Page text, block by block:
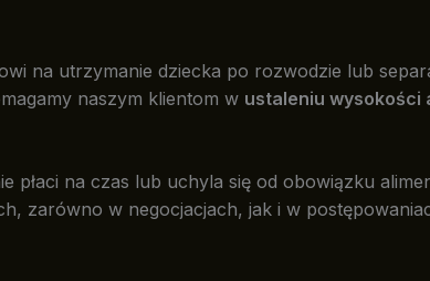
na utrzymanie dziecka po rozwodzie lub
naszym klientom w ustaleniu wysokości
płaci na czas lub uchyla się od obowiązku
zarówno w negocjacjach, jak i w